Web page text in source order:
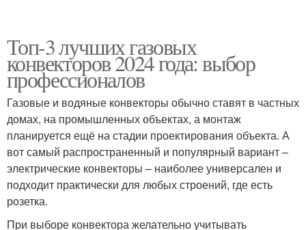
Топ-3 лучших газовых
конвекторов 2024 года: выбор
профессионалов
Газовые и водяные конвекторы обычно ставят в частных
домах, на промышленных объектах, а монтаж
планируется ещё на стадии проектирования объекта. А
вот самый распространенный и популярный вариант –
электрические конвекторы – наиболее универсален и
подходит практически для любых строений, где есть
розетка.
При выборе конвектора желательно учитывать